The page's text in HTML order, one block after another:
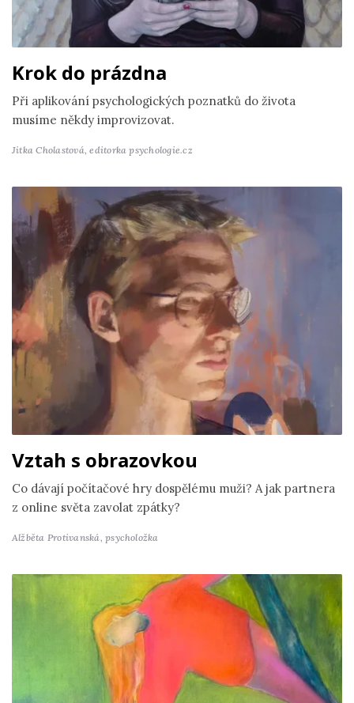
Krok do prázdna
Při aplikování psychologických poznatků do života
musíme někdy improvizovat.
Jitka Cholastová,editorka psychologie.cz
Vztah s obrazovkou
Co dávají počítačové hry dospělému muži? A jak partnera
z online světa zavolat zpátky?
Alžběta Protivanská,psycholožka